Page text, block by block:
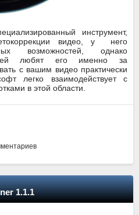
инструмент,
видео, у него
возможностей, однако
любят его именно за
с вашим видео практически
легко взаимодействует с
в этой области.
1.1.1